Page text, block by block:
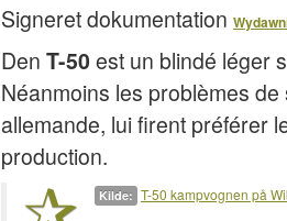
Signeret dokumentation
Den T-50 est un blindé léger
Néanmoins les problèmes
allemande, lui firent préférer
production.
Kilde: T-50 kampvognen på